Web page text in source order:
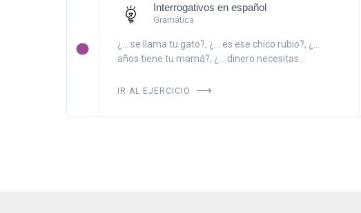
Interrogativos en español
Gramática
¿... se llama tu gato?, ¿... es ese chico rubio?, ¿...
años tiene tu mamá?, ¿... dinero necesitas...
IR AL EJERCICIO